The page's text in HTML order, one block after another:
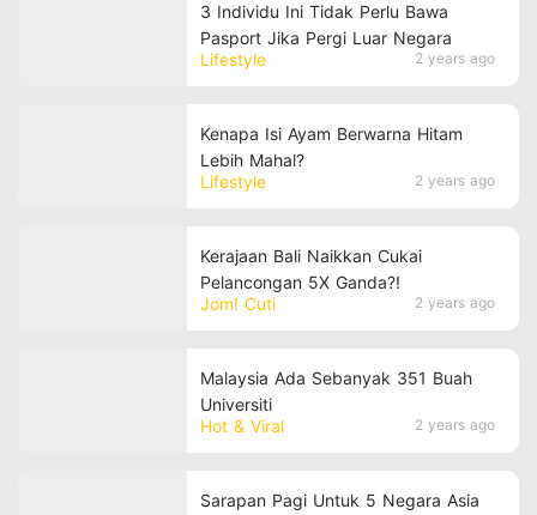
Lifestyle 2 years ago
3 Individu Ini Tidak Perlu Bawa
Pasport Jika Pergi Luar Negara
Lifestyle 2 years ago
Kenapa Isi Ayam Berwarna Hitam
Lebih Mahal?
Jom! Cuti 2 years ago
Kerajaan Bali Naikkan Cukai
Pelancongan 5X Ganda?!
Hot & Viral 2 years ago
Malaysia Ada Sebanyak 351 Buah
Universiti
Sarapan Pagi Untuk 5 Negara Asia